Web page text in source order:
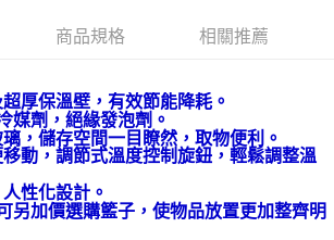
商家同意取消之訂單仍視為有效，需透過AFTEE先享
support/home
有限公司提供之「AFTEE先享後付」服務完成之交
圍內提供個人資料，並將交易相關給付款項請求債
限公司。
宜，請瀏覽以下網址：
商品規格 相關推薦
厚保溫壁，有效節能降耗。
劑，絕緣發泡劑。
，儲存空間一目瞭然，取物便利。
動，調節式溫度控制旋鈕，輕鬆調整溫
性化設計。
另加價選購籃子，使物品放置更加整齊明